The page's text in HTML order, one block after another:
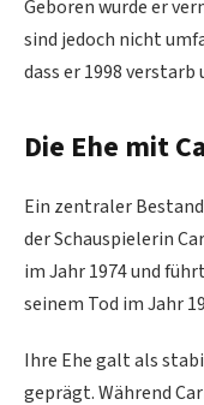
Geboren wurde er
sind jedoch nicht
dass er 1998
Die Ehe mit
Ein zentraler
der Schauspielerin
im Jahr 1974 und
seinem Tod im Jahr
Ihre Ehe galt als
geprägt. Während